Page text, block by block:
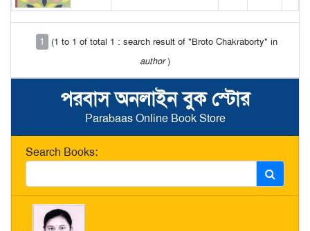
পরবাস অনলাইন বুক স্টোর
Parabaas Online Book Store
Search Books:
1
(1 to 1 of total 1 : search result of "Broto Chakraborty" in
author)